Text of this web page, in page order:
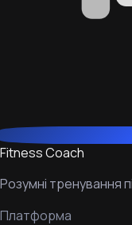
Fitness Coach
Розумні тренування
Платформа